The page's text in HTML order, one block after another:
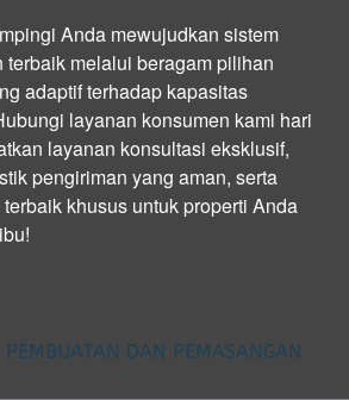
Anda mewujudkan sistem
terbaik melalui beragam pilihan
adaptif terhadap kapasitas
layanan konsumen kami hari
layanan konsultasi eksklusif,
pengiriman yang aman, serta
khusus untuk properti Anda
PEMBUATAN DAN PEMASANGAN